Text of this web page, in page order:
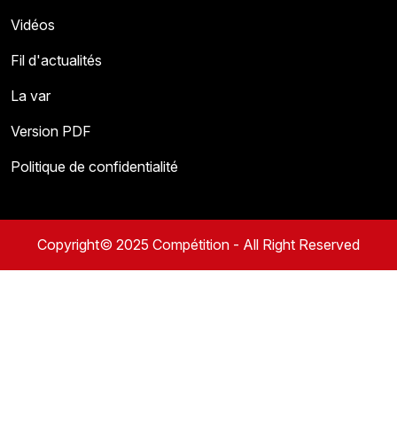
Vidéos
Fil d'actualités
La var
Version PDF
Politique de confidentialité
Copyright© 2025 Compétition - All Right Reserved